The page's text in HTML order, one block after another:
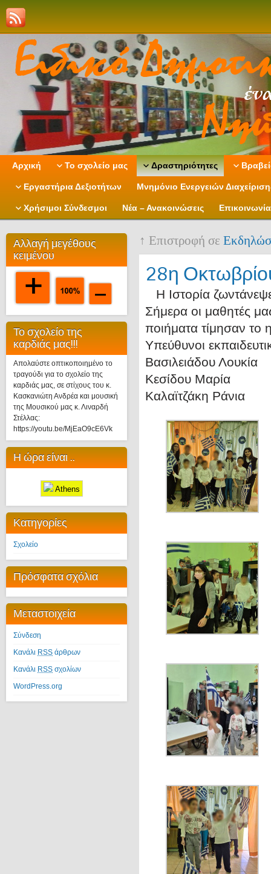
Αρχική Το σχολείο μας Δραστηριότητες
Εργαστήρια Δεξιοτήτων Μνημόνιο Ενεργειών
Χρήσιμοι Σύνδεσμοι Νέα – Ανακοινώσεις Επικοινωνία
Αλλαγή μεγέθους
κειμένου
Το σχολείο της
καρδιάς μας!!!
Απολαύστε οπτικοποιημένο το
τραγούδι για το σχολείο της
καρδιάς μας, σε στίχους του κ.
Κασκανιώτη Ανδρέα και μουσική
της Μουσικού μας κ. Λιναρδή
Στέλλας:
https://youtu.be/MjEaO9cE6Vk
Η ώρα είναι ..
Athens
Κατηγορίες
Σχολείο
Πρόσφατα σχόλια
Μεταστοιχεία
Σύνδεση
Κανάλι RSS άρθρων
Κανάλι RSS σχολίων
WordPress.org
↑ Επιστροφή σε
28η
Η Ιστορία
Σήμερα οι μαθητές
ποιήματα τίμησαν το
Υπεύθυνοι
Βασιλειάδου Λουκία
Κεσίδου Μαρία
Καλαϊτζάκη Ράνια